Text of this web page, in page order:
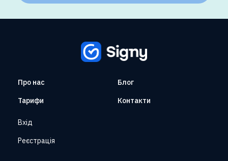
Про нас
Тарифи
Блог
Контакти
Вхід
Реєстрація